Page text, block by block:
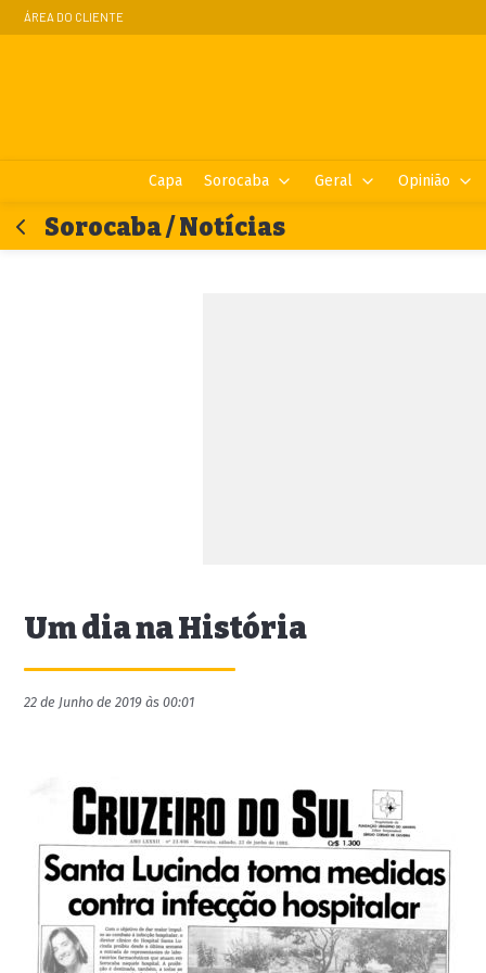
ÁREA DO CLIENTE
Capa Sorocaba Geral Opinião
Sorocaba / Notícias
Um dia na História
22 de Junho de 2019 às 00:01